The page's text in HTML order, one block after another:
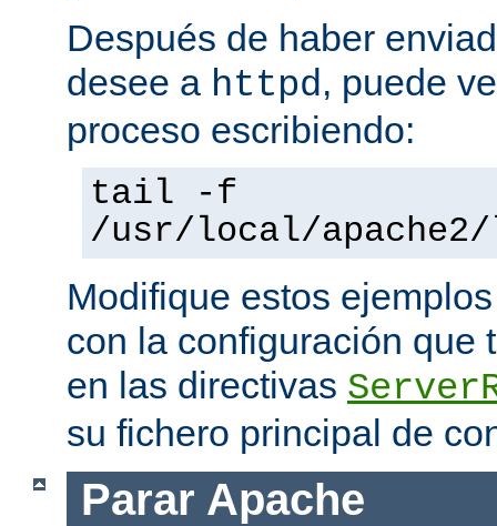
Después de haber
desee a httpd, puede
proceso escribiendo:
tail -f
/usr/local/
Modifique estos
con la configuración que
en las directivas
su fichero principal de
Parar Apache